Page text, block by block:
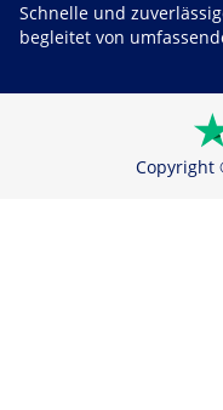
Schnelle und
begleitet von
Copyright